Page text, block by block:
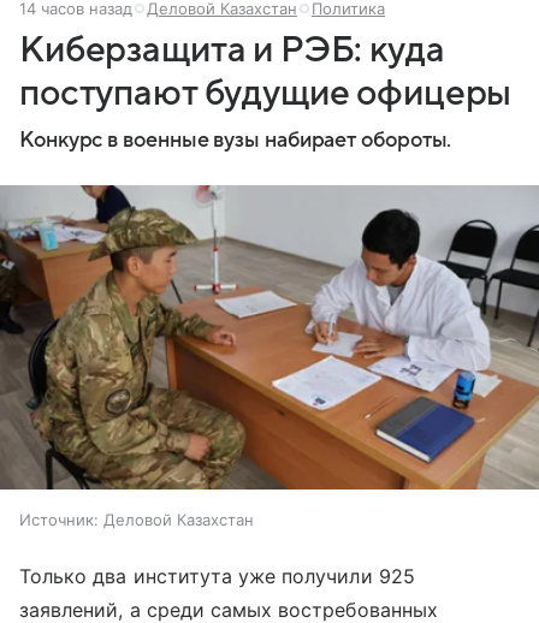
14 часов назад Деловой Казахстан Политика
Киберзащита и РЭБ: куда
поступают будущие офицеры
Конкурс в военные вузы набирает обороты.
Источник: Деловой Казахстан
Только два института уже получили 925
заявлений, а среди самых востребованных